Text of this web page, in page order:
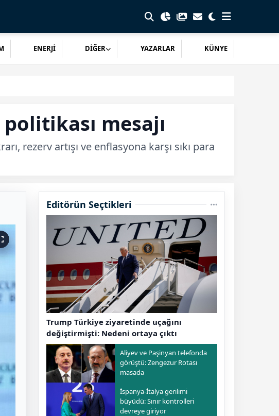
ENERJİ DİĞER YAZARLAR KÜNYE
politikası mesajı
rezerv artışı ve enflasyona karşı sıkı para
Editörün Seçtikleri
Trump Türkiye ziyaretinde uçağını
değiştirmişti: Nedeni ortaya çıktı
Aliyev ve Paşinyan telefonda
görüştü: Zengezur Rotası
masada
İspanya-İtalya gerilimi
büyüdü: Sınır kontrolleri
devreye giriyor